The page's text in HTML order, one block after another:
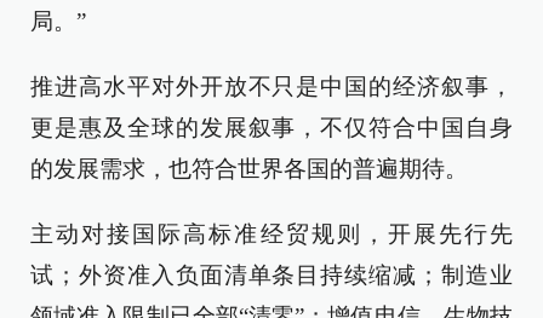
局。”
推进高水平对外开放不只是中国的经济叙事，
更是惠及全球的发展叙事，不仅符合中国自身
的发展需求，也符合世界各国的普遍期待。
主动对接国际高标准经贸规则，开展先行先
试；外资准入负面清单条目持续缩减；制造业